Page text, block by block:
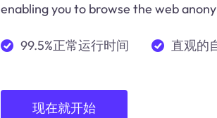
enabling you to browse the web
99.5%正常运行时间 直观的
现在就开始